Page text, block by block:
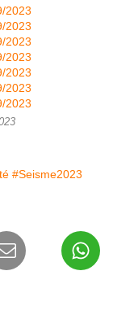
#Seisme2023